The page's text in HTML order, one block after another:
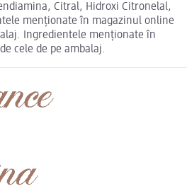
Citral, Hidroxi Citronelal,
menționate în magazinul online
Ingredientele menționate în
cele de pe ambalaj.